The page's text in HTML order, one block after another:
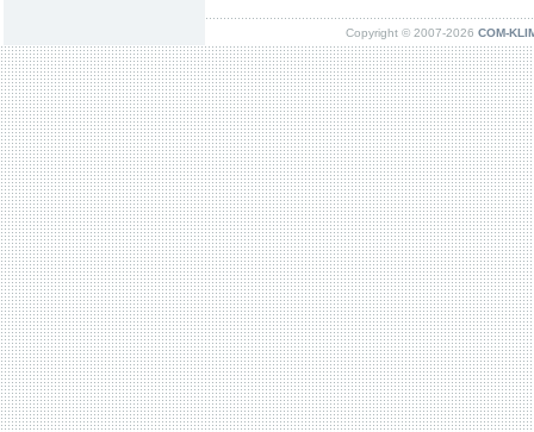
Copyright © 2007-2026 COM-